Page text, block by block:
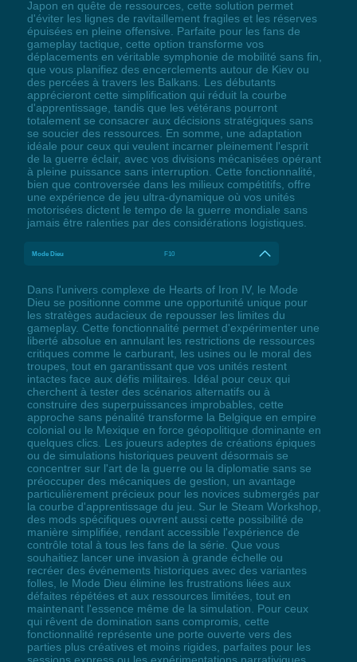
Japon en quête de ressources, cette solution permet
d'éviter les lignes de ravitaillement fragiles et les réserves
épuisées en pleine offensive. Parfaite pour les fans de
gameplay tactique, cette option transforme vos
déplacements en véritable symphonie de mobilité sans fin,
que vous planifiez des encerclements autour de Kiev ou
des percées à travers les Balkans. Les débutants
apprécieront cette simplification qui réduit la courbe
d'apprentissage, tandis que les vétérans pourront
totalement se consacrer aux décisions stratégiques sans
se soucier des ressources. En somme, une adaptation
idéale pour ceux qui veulent incarner pleinement l'esprit
de la guerre éclair, avec vos divisions mécanisées opérant
à pleine puissance sans interruption. Cette fonctionnalité,
bien que controversée dans les milieux compétitifs, offre
une expérience de jeu ultra-dynamique où vos unités
motorisées dictent le tempo de la guerre mondiale sans
jamais être ralenties par des considérations logistiques.
Mode Dieu F10
Dans l'univers complexe de Hearts of Iron IV, le Mode
Dieu se positionne comme une opportunité unique pour
les stratèges audacieux de repousser les limites du
gameplay. Cette fonctionnalité permet d'expérimenter une
liberté absolue en annulant les restrictions de ressources
critiques comme le carburant, les usines ou le moral des
troupes, tout en garantissant que vos unités restent
intactes face aux défis militaires. Idéal pour ceux qui
cherchent à tester des scénarios alternatifs ou à
construire des superpuissances improbables, cette
approche sans pénalité transforme la Belgique en empire
colonial ou le Mexique en force géopolitique dominante en
quelques clics. Les joueurs adeptes de créations épiques
ou de simulations historiques peuvent désormais se
concentrer sur l'art de la guerre ou la diplomatie sans se
préoccuper des mécaniques de gestion, un avantage
particulièrement précieux pour les novices submergés par
la courbe d'apprentissage du jeu. Sur le Steam Workshop,
des mods spécifiques ouvrent aussi cette possibilité de
manière simplifiée, rendant accessible l'expérience de
contrôle total à tous les fans de la série. Que vous
souhaitiez lancer une invasion à grande échelle ou
recréer des événements historiques avec des variantes
folles, le Mode Dieu élimine les frustrations liées aux
défaites répétées et aux ressources limitées, tout en
maintenant l'essence même de la simulation. Pour ceux
qui rêvent de domination sans compromis, cette
fonctionnalité représente une porte ouverte vers des
parties plus créatives et moins rigides, parfaites pour les